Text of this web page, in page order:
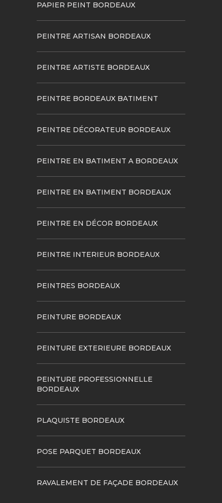
PAPIER PEINT BORDEAUX
PEINTRE ARTISAN BORDEAUX
PEINTRE ARTISTE BORDEAUX
PEINTRE BORDEAUX BATIMENT
PEINTRE DÉCORATEUR BORDEAUX
PEINTRE EN BATIMENT A BORDEAUX
PEINTRE EN BATIMENT BORDEAUX
PEINTRE EN DÉCOR BORDEAUX
PEINTRE INTERIEUR BORDEAUX
PEINTRES BORDEAUX
PEINTURE BORDEAUX
PEINTURE EXTERIEURE BORDEAUX
PEINTURE PROFESSIONNELLE
BORDEAUX
PLAQUISTE BORDEAUX
POSE PARQUET BORDEAUX
RAVALEMENT DE FAÇADE BORDEAUX